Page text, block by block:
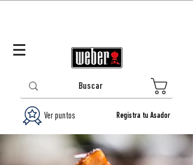
Ver puntos Registra tu Asador